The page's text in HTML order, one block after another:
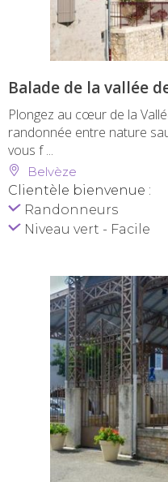
Balade de la vallée
Plongez au cœur de la
randonnée entre nature
vous f ...
Belvèze
Clientèle bienvenue :
Randonneurs
Niveau vert - Facile